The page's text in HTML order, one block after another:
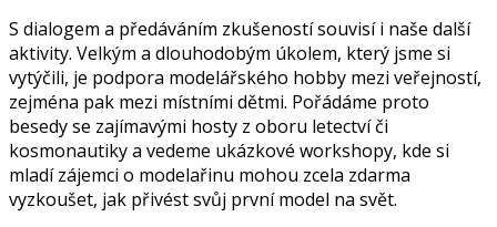
S dialogem a předáváním zkušeností souvisí i naše další
aktivity. Velkým a dlouhodobým úkolem, který jsme si
vytýčili, je podpora modelářského hobby mezi veřejností,
zejména pak mezi místními dětmi. Pořádáme proto
besedy se zajímavými hosty z oboru letectví či
kosmonautiky a vedeme ukázkové workshopy, kde si
mladí zájemci o modelařinu mohou zcela zdarma
vyzkoušet, jak přivést svůj první model na svět.